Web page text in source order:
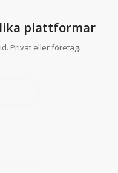
plattformar
Privat eller företag.